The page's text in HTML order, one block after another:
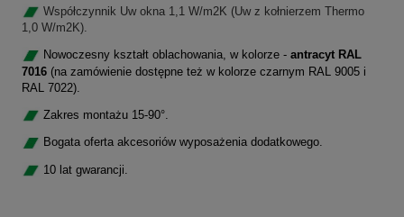
Współczynnik Uw okna 1,1 W/m2K (Uw z kołnierzem Thermo
1,0 W/m2K).
Nowoczesny kształt oblachowania, w kolorze - antracyt RAL
7016 (na zamówienie dostępne też w kolorze czarnym RAL 9005 i
RAL 7022).
Zakres montażu 15-90°.
Bogata oferta akcesoriów wyposażenia dodatkowego.
10 lat gwarancji.